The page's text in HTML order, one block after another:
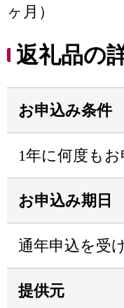
ヶ月）
返礼品の
お申込み条件
1年に何度も
お申込み期日
通年申込を受
提供元